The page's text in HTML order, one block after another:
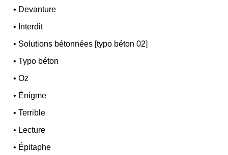
• Devanture
• Interdit
• Solutions bétonnées [typo béton 02]
•Typo béton
•Oz
• Énigme
•Terrible
• Lecture
• Épitaphe